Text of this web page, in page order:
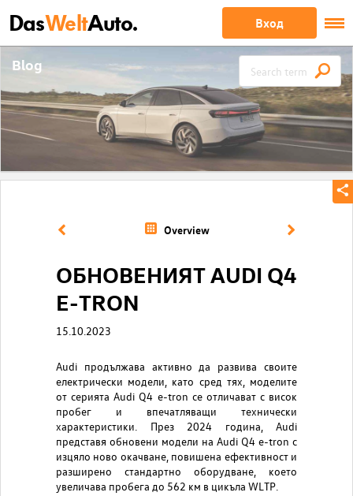
DasWeltAuto. Вход
Blog
Overview
ОБНОВЕНИЯТ AUDI Q4
E-TRON
15.10.2023
Audi продължава активно да развива своите
електрически модели, като сред тях, моделите
от серията Audi Q4 e-tron се отличават с висок
пробег и впечатляващи технически
характеристики. През 2024 година, Audi
представя обновени модели на Audi Q4 e-tron с
изцяло ново окачване, повишена ефективност и
разширено стандартно оборудване, което
увеличава пробега до 562 км в цикъла WLTP.